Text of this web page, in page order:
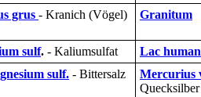
grus - Kranich (Vögel)
Granitum
sulf. - Kaliumsulfat Lac
sulf. - Bittersalz
Mercurius
Quecksilber